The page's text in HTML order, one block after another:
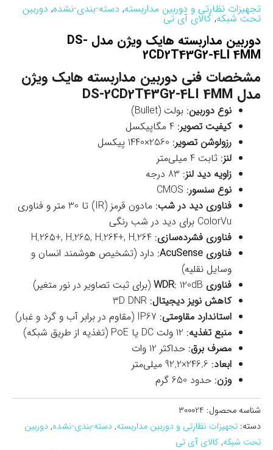
تجهیزات نظارتی و دوربین مداربسته, دسته-بندی-نشده, دوربین
تحت شبکه, کالای آی تی
دوربین مداربسته هایک ویژن مدل DS-
2CD2T43G2-4LI 4MM
مشخصات فنی دوربین مداربسته هایک ویژن
مدل DS-2CD2T43G2-4LI 4MM
نوع دوربین: بولت (Bullet)
کیفیت تصویر: 4 مگاپیکسل
رزولوشن تصویر: 2560×1440 پیکسل
لنز: ثابت 4 میلی‌متر
زاویه دید لنز: 83 درجه
نوع سنسور: CMOS
فناوری دید در شب
: مادون قرمز (IR) تا 30 متر و فناوری
ColorVu برای دید در شب رنگی
فناوری فشرده‌سازی: H.265+, H.265, H.264+, H.264
فناوری AcuSense
: دارد (تشخیص هوشمند انسان و
وسایل نقلیه)
فناوری WDR : 120dB (برای ثبت تصاویر در نور متغیر)
کاهش نویز دیجیتال: 3D DNR
استاندارد مقاومتی: IP67 (مقاوم در برابر آب و گرد و غبار)
منبع تغذیه: 12 ولت DC یا PoE (تغذیه از طریق شبکه)
مصرف برق: حداکثر 12 وات
ابعاد: 246.6×92.2 میلی‌متر
وزن: حدود 650 گرم
شناسه محصول: 300024
دسته: تجهیزات نظارتی و دوربین مداربسته,دسته-بندی-نشده,دوربین
تحت شبکه,کالای آی تی